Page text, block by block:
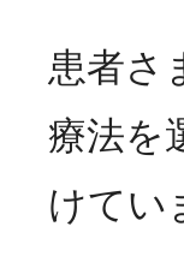
患者さ
療法を
けてい